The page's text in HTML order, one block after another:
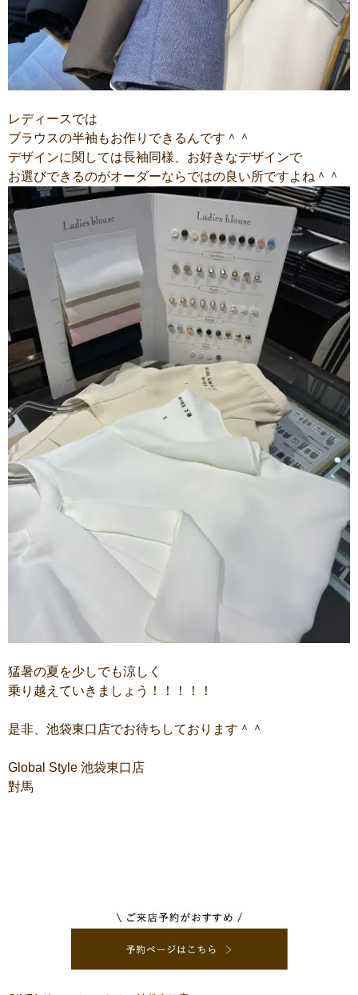
レディースでは
ブラウスの半袖もお作りできるんです＾＾
デザインに関しては長袖同様、お好きなデザインで
お選びできるのがオーダーならではの良い所ですよね＾＾
猛暑の夏を少しでも涼しく
乗り越えていきましょう！！！！！
是非、池袋東口店でお待ちしております＾＾
Global Style 池袋東口店
對馬